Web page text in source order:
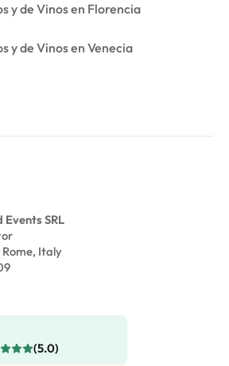
y de Vinos en Florencia
y de Vinos en Venecia
Events SRL
Rome, Italy
(5.0)